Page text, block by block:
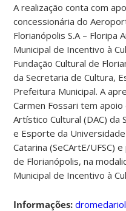
A realização conta com
concessionária do
Florianópolis S.A – Floripa
Municipal de Incentivo à
Fundação Cultural de
da Secretaria de Cultura,
Prefeitura Municipal. A
Carmen Fossari tem
Artístico Cultural (DAC) da
e Esporte da
Catarina (SeCArtE/UFSC)
de Florianópolis, na
Municipal de Incentivo à
Informações: